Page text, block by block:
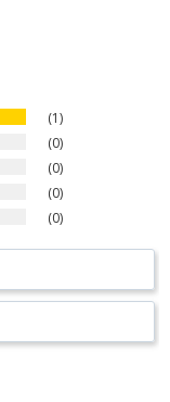
1
0
0
0
0